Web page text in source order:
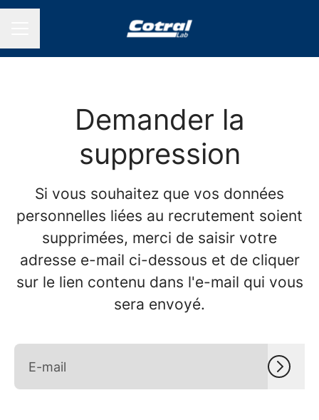
Demander la
suppression
Si vous souhaitez que vos données
personnelles liées au recrutement soient
supprimées, merci de saisir votre
adresse e-mail ci-dessous et de cliquer
sur le lien contenu dans l'e-mail qui vous
sera envoyé.